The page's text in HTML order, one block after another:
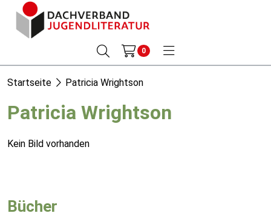
0
Startseite Patricia Wrightson
Patricia Wrightson
Kein Bild vorhanden
Bücher